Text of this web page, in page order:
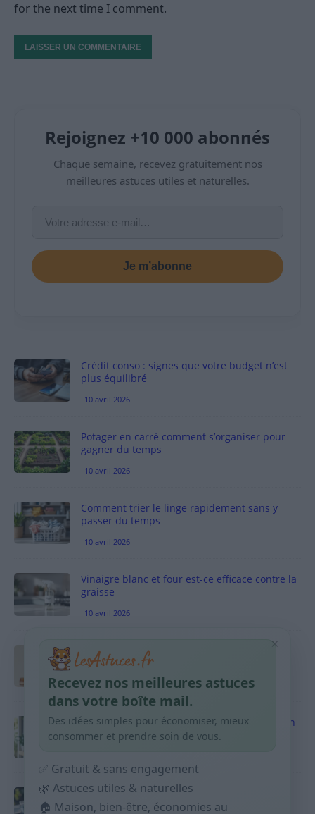
for the next time I comment.
Rejoignez +10 000 abonnés
Chaque semaine, recevez gratuitement nos
meilleures astuces utiles et naturelles.
Je m’abonne
Crédit conso : signes que votre budget n’est
plus équilibré
10 avril 2026
Potager en carré comment s’organiser pour
gagner du temps
10 avril 2026
Comment trier le linge rapidement sans y
passer du temps
10 avril 2026
Vinaigre blanc et four est-ce efficace contre la
graisse
10 avril 2026
Taches pigmentaires : routine simple +
habitudes qui aident
9 avril 2026
Produits ménagers : comment économiser en
courses sans acheter 10 sprays
Budget mensuel : méthode rapide pour
répartir son salaire dès le jour de paie
×
Recevez nos meilleures astuces
dans votre boîte mail.
Des idées simples pour économiser, mieux
consommer et prendre soin de vous.
✅ Gratuit & sans engagement
🌿 Astuces utiles & naturelles
🏠 Maison, bien-être, économies au